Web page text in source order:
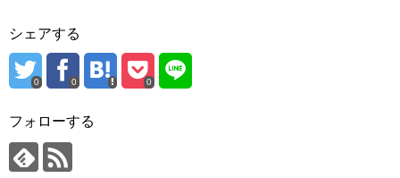
シェアする
0 0 0
フォローする